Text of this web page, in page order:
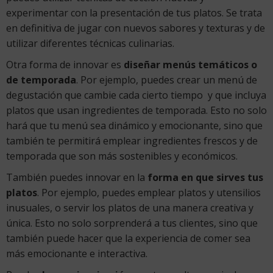
experimentar con la presentación de tus platos. Se trata
en definitiva de jugar con nuevos sabores y texturas y de
utilizar diferentes técnicas culinarias.
Otra forma de innovar es diseñar menús temáticos o
de temporada. Por ejemplo, puedes crear un menú de
degustación que cambie cada cierto tiempo y que incluya
platos que usan ingredientes de temporada. Esto no solo
hará que tu menú sea dinámico y emocionante, sino que
también te permitirá emplear ingredientes frescos y de
temporada que son más sostenibles y económicos.
También puedes innovar en la forma en que sirves tus
platos. Por ejemplo, puedes emplear platos y utensilios
inusuales, o servir los platos de una manera creativa y
única. Esto no solo sorprenderá a tus clientes, sino que
también puede hacer que la experiencia de comer sea
más emocionante e interactiva.